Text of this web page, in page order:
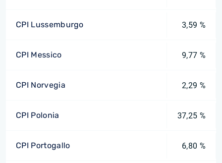
CPI Lussemburgo 3,59 %
CPI Messico 9,77 %
CPI Norvegia 2,29 %
CPI Polonia 37,25 %
CPI Portogallo 6,80 %